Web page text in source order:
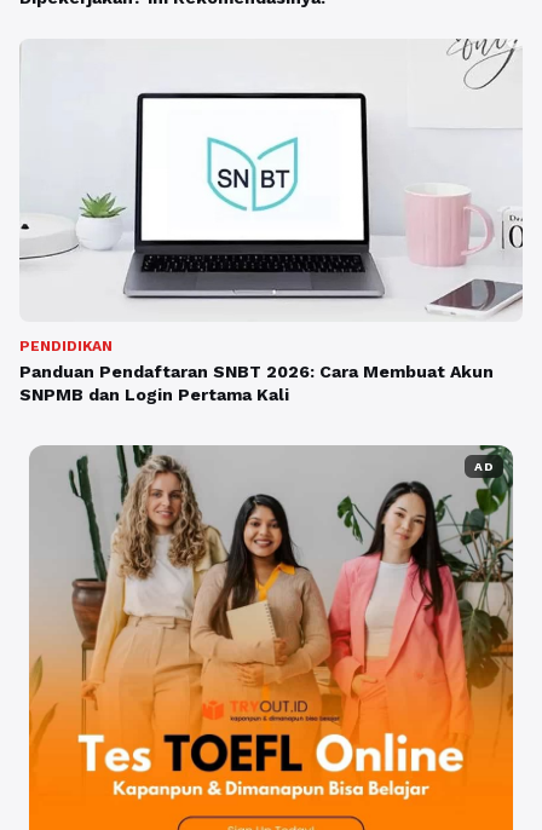
PENDIDIKAN
Panduan Pendaftaran SNBT 2026: Cara Membuat Akun
SNPMB dan Login Pertama Kali
AD